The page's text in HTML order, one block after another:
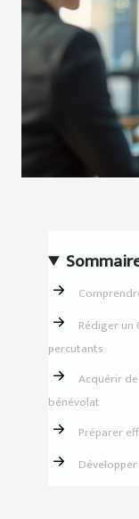
Rédiger
percutants
Acquérir
bénévolat
Préparer